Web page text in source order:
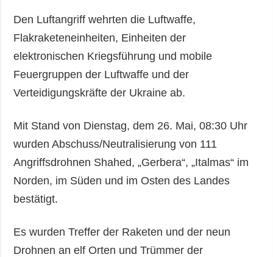
Den Luftangriff wehrten die Luftwaffe,
Flakraketeneinheiten, Einheiten der
elektronischen Kriegsführung und mobile
Feuergruppen der Luftwaffe und der
Verteidigungskräfte der Ukraine ab.
Mit Stand von Dienstag, dem 26. Mai, 08:30 Uhr
wurden Abschuss/Neutralisierung von 111
Angriffsdrohnen Shahed, „Gerbera“, „Italmas“ im
Norden, im Süden und im Osten des Landes
bestätigt.
Es wurden Treffer der Raketen und der neun
Drohnen an elf Orten und Trümmer der